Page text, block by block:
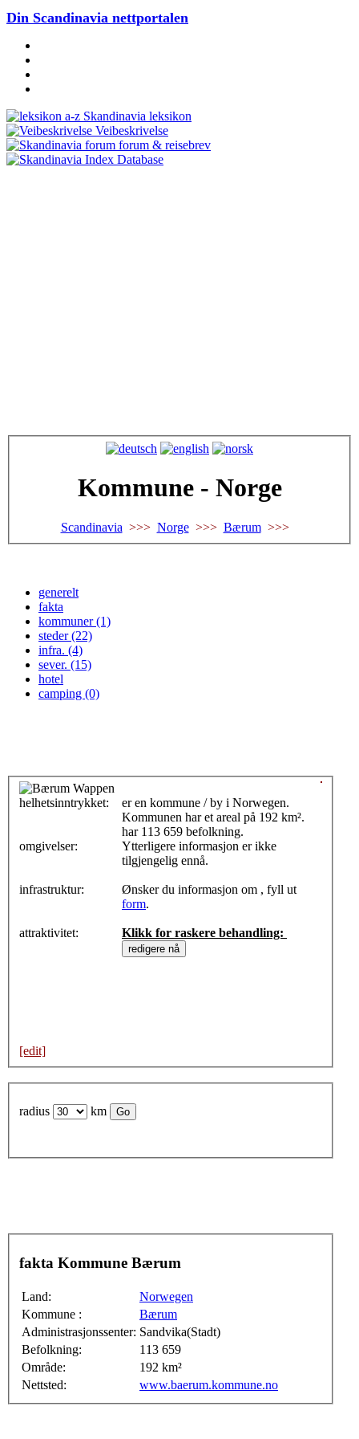
Din Scandinavia nettportalen
Skandinavia leksikon
Veibeskrivelse
forum & reisebrev
Database
Kommune - Norge
Scandinavia >>> Norge>>> Bærum
generelt
fakta
kommuner (1)
steder (22)
infra. (4)
sever. (15)
hotel
camping (0)
helhetsinntrykket:
omgivelser:
infrastruktur:
attraktivitet:
er en kommune / by i Norwegen.
Kommunen har et areal på 192 km².
har 113 659 befolkning.
Ytterligere informasjon er ikke
tilgjengelig ennå.
Ønsker du informasjon om , fyll ut
form.
Klikk for raskere behandling:
[edit]
radius km
fakta Kommune Bærum
Land:
Norwegen
Kommune :
Bærum
Administrasjonssenter: Sandvika(Stadt)
Befolkning:
113 659
Område:
192 km²
Nettsted:
www.baerum.kommune.no